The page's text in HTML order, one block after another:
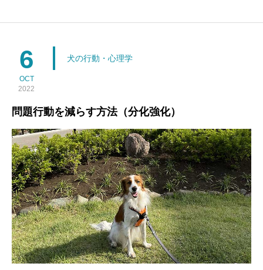
展示は禁止されています。つまり、自分の家で出産をしない
6
OCT
2022
犬の行動・心理学
問題行動を減らす方法（分化強化）